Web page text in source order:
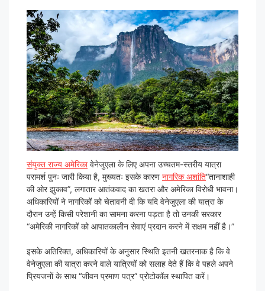
संयुक्त राज्य अमेरिकावेनेजुएला के लिए अपना उच्चतम-स्तरीय यात्रा
परामर्श पुनः जारी किया है, मुख्यतः इसके कारण नागरिक अशांति“तानाशाही
की ओर झुकाव”, लगातार आतंकवाद का खतरा और अमेरिका विरोधी भावना।
अधिकारियों ने नागरिकों को चेतावनी दी कि यदि वेनेजुएला की यात्रा के
दौरान उन्हें किसी परेशानी का सामना करना पड़ता है तो उनकी सरकार
“अमेरिकी नागरिकों को आपातकालीन सेवाएं प्रदान करने में सक्षम नहीं है।”
इसके अतिरिक्त, अधिकारियों के अनुसार स्थिति इतनी खतरनाक है कि वे
वेनेजुएला की यात्रा करने वाले यात्रियों को सलाह देते हैं कि वे पहले अपने
प्रियजनों के साथ “जीवन प्रमाण पत्र” प्रोटोकॉल स्थापित करें।